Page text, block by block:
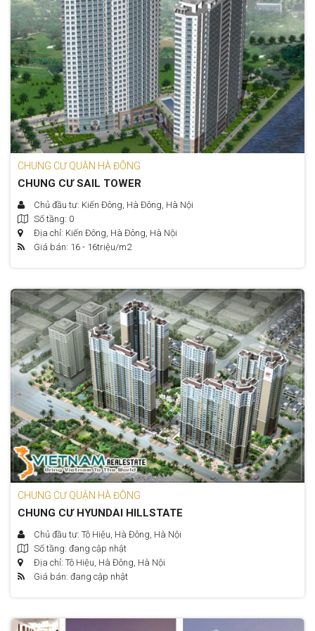
CHUNG CƯ QUẬN HÀ ĐÔNG
CHUNG CƯ SAIL TOWER
Chủ đầu tư: Kiến Đông, Hà Đông, Hà Nội
Số tầng: 0
Địa chỉ: Kiến Đông, Hà Đông, Hà Nội
Giá bán: 16 - 16triệu/m2
CHUNG CƯ QUẬN HÀ ĐÔNG
CHUNG CƯ HYUNDAI HILLSTATE
Chủ đầu tư: Tô Hiệu, Hà Đông, Hà Nội
Số tầng: đang cập nhật
Địa chỉ: Tô Hiệu, Hà Đông, Hà Nội
Giá bán: đang cập nhật